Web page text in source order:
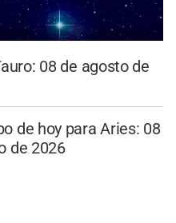
08 de agosto de
de hoy para Aries: 08
de 2026